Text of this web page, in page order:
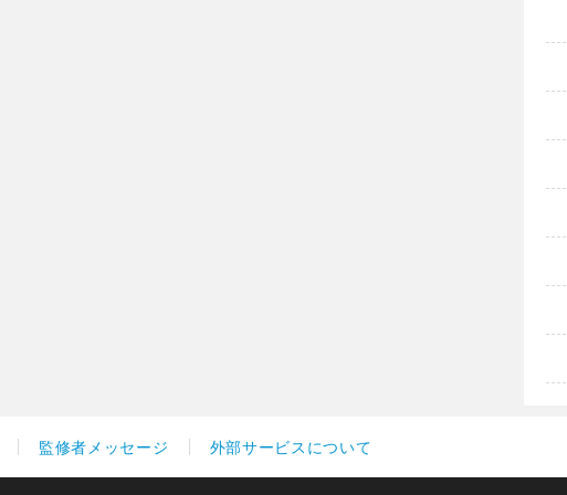
監修者メッセージ 外部サービスについて